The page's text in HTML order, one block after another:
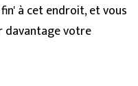
à cet endroit, et vous
davantage votre